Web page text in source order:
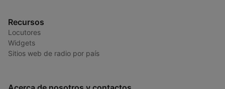
Recursos
Locutores
Widgets
Sitios web de radio por país